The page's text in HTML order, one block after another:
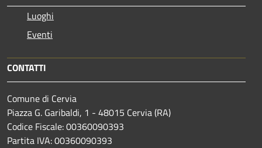
Luoghi
Eventi
CONTATTI
Comune di Cervia
Piazza G. Garibaldi, 1 - 48015 Cervia (RA)
Codice Fiscale: 00360090393
Partita IVA: 00360090393